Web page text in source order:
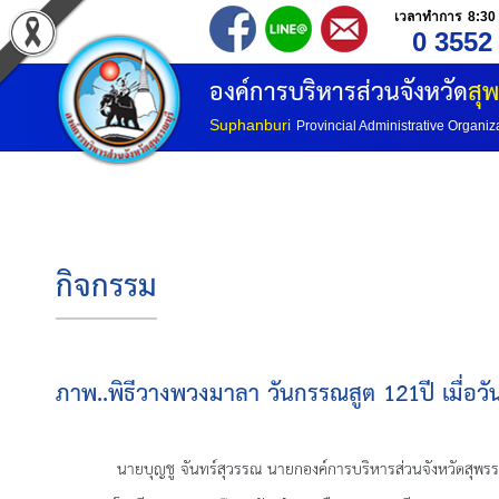
เวลาทำการ
0
องค์การบริหารส่วนจังหวัดสุ
Suphanburi Provincial Administrative
กิจกรรม
ภาพ..พิธีวางพวงมาลา วันกรรณสูต 121ปี เมื่อ
นายบุญชู จันทร์สุวรรณ นายกองค์การบริหารส่วนจังหวัดสุพรรณบุ